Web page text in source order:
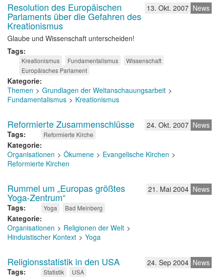
News
13. Okt. 2007
Resolution des Europäischen
Parlaments über die Gefahren des
Kreationismus
Glaube und Wissenschaft unterscheiden!
Tags
Kreationismus Fundamentalismus
Wissenschaft
Europäisches Parlament
Kategorie
Themen
Grundlagen der Weltanschauungsarbeit
Fundamentalismus
Kreationismus
News
24. Okt. 2007
Reformierte Zusammenschlüsse
Tags Reformierte Kirche
Kategorie
Organisationen
Ökumene
Evangelische Kirchen
Reformierte Kirchen
News
21. Mai 2004
Rummel um „Europas größtes
Yoga-Zentrum“
Tags Yoga Bad Meinberg
Kategorie
Organisationen
Religionen der Welt
Hinduistischer Kontext
Yoga
News
24. Sep 2004
Religionsstatistik in den USA
Tags Statistik USA